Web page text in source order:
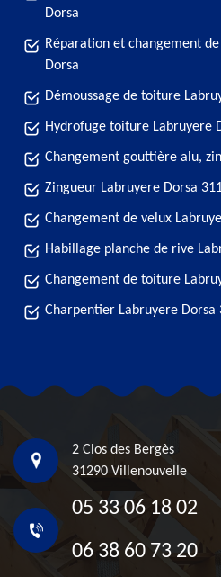
Dorsa
Réparation et changement
Dorsa
Démoussage de toiture
Hydrofuge toiture Labruyere
Changement gouttière alu,
Zingueur Labruyere Dorsa
Changement de velux
Habillage planche de rive
Changement de toiture
Charpentier Labruyere Dorsa
2 Clos des Bergès
31290 Villenouvelle
05 33 06 18 02
06 38 60 73 20